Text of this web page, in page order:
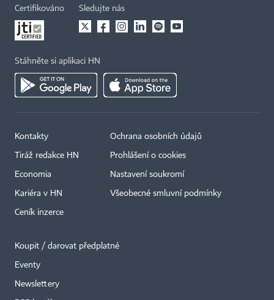
Certifikováno Sledujte nás
Stáhněte si aplikaci HN
Kontakty
Tiráž redakce HN
Economia
Kariéra v HN
Ceník inzerce
Ochrana osobních údajů
Prohlášení o cookies
Nastavení soukromí
Všeobecné smluvní podmínky
Koupit / darovat předplatné
Eventy
Newslettery